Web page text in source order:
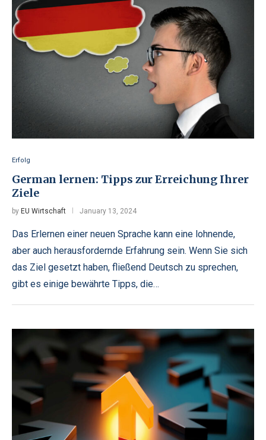
Erfolg
German lernen: Tipps zur Erreichung Ihrer
Ziele
by EU Wirtschaft January 13, 2024
Das Erlernen einer neuen Sprache kann eine lohnende,
aber auch herausfordernde Erfahrung sein. Wenn Sie sich
das Ziel gesetzt haben, fließend Deutsch zu sprechen,
gibt es einige bewährte Tipps, die…